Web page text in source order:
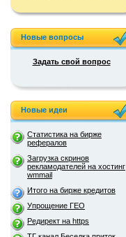
Новые вопросы
Задать свой вопрос
Новые идеи
Статистика на бирже
рефералов
Загрузка скринов
рекламодателей на хостинг
wmmail
Итого на бирже кредитов
Упрощение ГЕО
Редирект на https